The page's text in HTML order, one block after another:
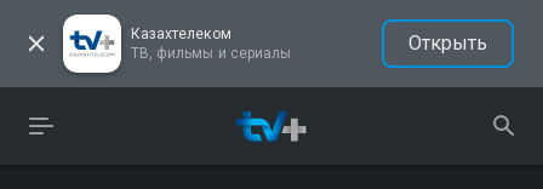
Казахтелеком
ТВ, фильмы и сериалы
Открыть